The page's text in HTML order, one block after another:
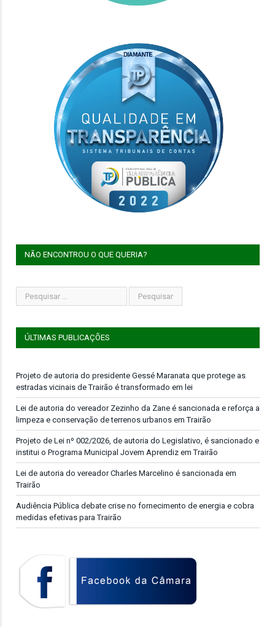
NÃO ENCONTROU O QUE QUERIA?
ÚLTIMAS PUBLICAÇÕES
Projeto de autoria do presidente Gessé Maranata que protege as
estradas vicinais de Trairão é transformado em lei
Lei de autoria do vereador Zezinho da Zane é sancionada e reforça a
limpeza e conservação de terrenos urbanos em Trairão
Projeto de Lei nº 002/2026, de autoria do Legislativo, é sancionado e
institui o Programa Municipal Jovem Aprendiz em Trairão
Lei de autoria do vereador Charles Marcelino é sancionada em
Trairão
Audiência Pública debate crise no fornecimento de energia e cobra
medidas efetivas para Trairão